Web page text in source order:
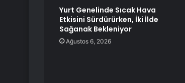
Yurt Genelinde Sıcak Hava
Etkisini Sürdürürken, İki İlde
Sağanak Bekleniyor
Ağustos 6, 2026